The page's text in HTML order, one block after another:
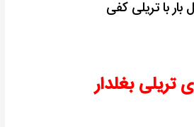
با تریلی کفی
تریلی بغلدار